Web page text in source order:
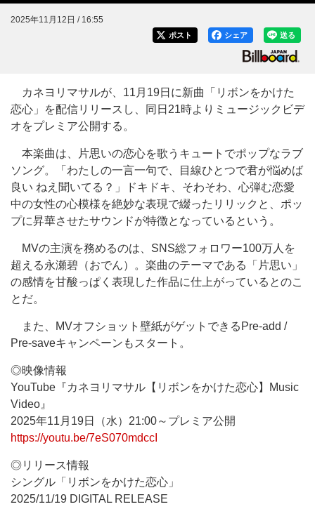
2025年11月12日 / 16:55
送る
シェア
ポスト
カネヨリマサルが、11月19日に新曲「リボンをかけた
恋心」を配信リリースし、同日21時よりミュージックビデ
オをプレミア公開する。
本楽曲は、片思いの恋心を歌うキュートでポップなラブ
ソング。「わたしの一言一句で、目線ひとつで君が悩めば
良い ねえ聞いてる？」ドキドキ、そわそわ、心弾む恋愛
中の女性の心模様を絶妙な表現で綴ったリリックと、ポッ
プに昇華させたサウンドが特徴となっているという。
MVの主演を務めるのは、SNS総フォロワー100万人を
超える永瀬碧（おでん）。楽曲のテーマである「片思い」
の感情を甘酸っぱく表現した作品に仕上がっているとのこ
とだ。
また、MVオフショット壁紙がゲットできるPre-add /
Pre-saveキャンペーンもスタート。
◎映像情報
YouTube『カネヨリマサル【リボンをかけた恋心】Music
Video』
2025年11月19日（水）21:00～プレミア公開
https://youtu.be/7eS070mdccI
◎リリース情報
シングル「リボンをかけた恋心」
2025/11/19 DIGITAL RELEASE